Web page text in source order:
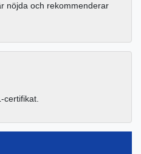
nöjda och rekommenderar
certifikat.